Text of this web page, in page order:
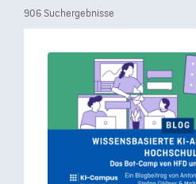
906 Suchergebnisse